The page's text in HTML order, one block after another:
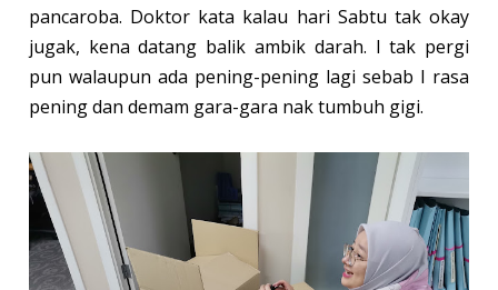
pancaroba. Doktor kata kalau hari Sabtu tak okay
jugak, kena datang balik ambik darah. I tak pergi
pun walaupun ada pening-pening lagi sebab I rasa
pening dan demam gara-gara nak tumbuh gigi.